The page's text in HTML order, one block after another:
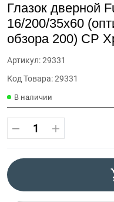
Глазок дверной
16/200/35x60
обзора 200) CP
Артикул: 29331
Код Товара: 29331
В наличии